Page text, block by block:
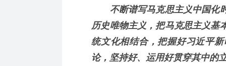
不断谱写马克思主义中国化时
历史唯物主义，把马克思主义基
统文化相结合，把握好习近平
论，坚持好、运用好贯穿其中的